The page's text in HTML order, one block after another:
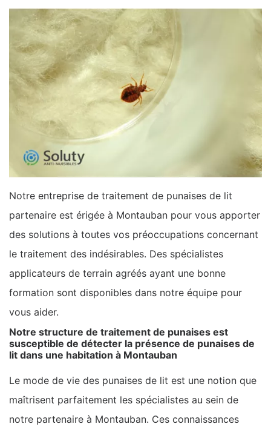
Notre entreprise de traitement de punaises de lit
partenaire est érigée à Montauban pour vous apporter
des solutions à toutes vos préoccupations concernant
le traitement des indésirables. Des spécialistes
applicateurs de terrain agréés ayant une bonne
formation sont disponibles dans notre équipe pour
vous aider.
Notre structure de traitement de punaises est
susceptible de détecter la présence de punaises de
lit dans une habitation à Montauban
Le mode de vie des punaises de lit est une notion que
maîtrisent parfaitement les spécialistes au sein de
notre partenaire à Montauban. Ces connaissances